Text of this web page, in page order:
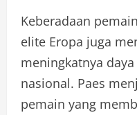
Keberadaan
elite Eropa juga
meningkatnya
nasional. Paes
pemain yang